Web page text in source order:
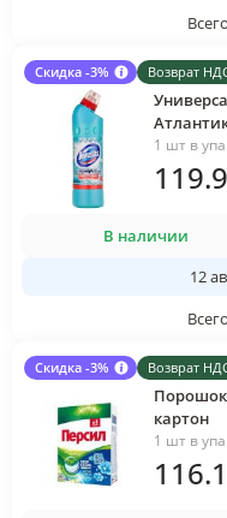
Всего
Скидка -3% Возврат
1 шт в
119
В наличии
12
Всего
Скидка -3% Возврат
Порошок
картон
1 шт в
116